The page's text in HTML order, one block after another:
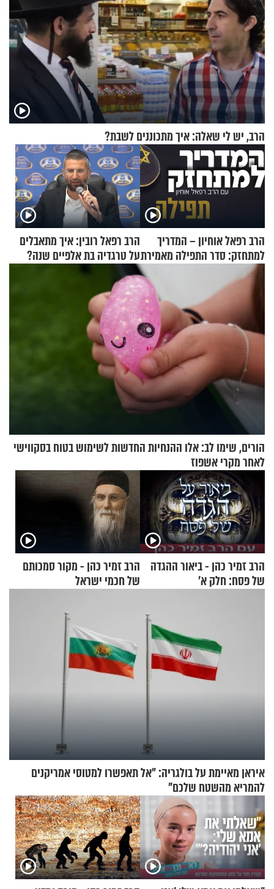
הרב, יש לי שאלה: איך מתכוננים לשבת?
הרב רפאל אוחיון – המדריך
למתחזק: סדר התפילה מאמירת
הקורבנות ועד קריאת שמע
הרב רפאל רובין: איך מתאבלים
על טרגדיה בת אלפיים שנה?
הורים, שימו לב: אלו ההנחיות החדשות לשימוש בטוח בסקווישי
לאחר מקרי אשפוז
הרב זמיר כהן - ביאור ההגדה
של פסח: חלק א’
הרב זמיר כהן - מקור סמכותם
של חכמי ישראל
איראן מאיימת על בולגריה: "אל תאפשרו למטוסי אמריקנים
להמריא מהשטח שלכם"